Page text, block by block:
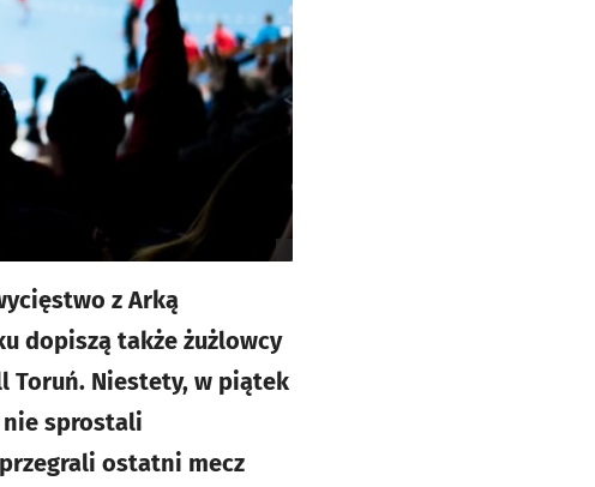
z Arką
dopiszą także żużlowcy
Toruń. Niestety, w piątek
nie sprostali
ostatni mecz